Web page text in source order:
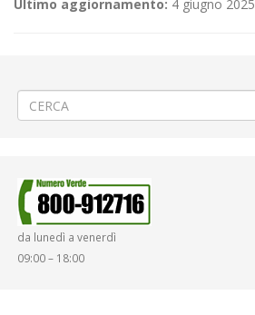
Ultimo aggiornamento: 4 giugno 2025
da lunedì a venerdì
09:00 – 18:00